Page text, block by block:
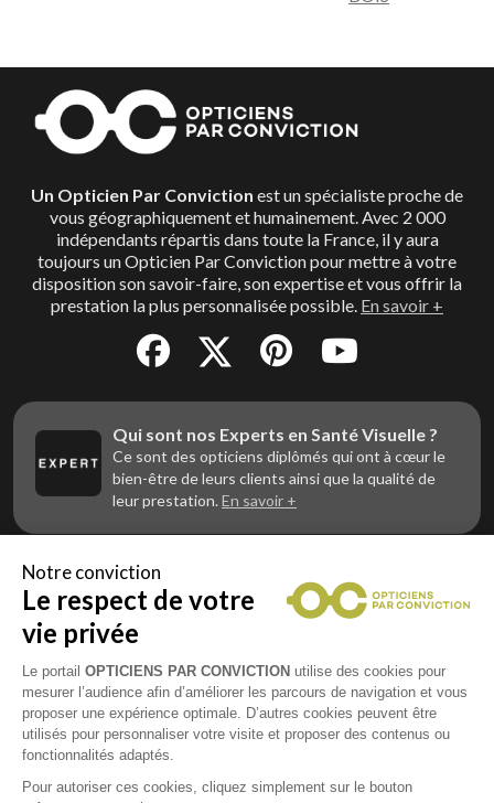
Un Opticien Par Conviction est un spécialiste proche de
vous géographiquement et humainement. Avec 2 000
indépendants répartis dans toute la France, il y aura
toujours un Opticien Par Conviction pour mettre à votre
disposition son savoir-faire, son expertise et vous offrir la
prestation la plus personnalisée possible. En savoir +
Qui sont nos Experts en Santé Visuelle ?
Ce sont des opticiens diplômés qui ont à cœur le
bien-être de leurs clients ainsi que la qualité de
leur prestation. En savoir +
Vous êtes un professionnel de la vue et
vous souhaitez nous rejoindre ?
Contactez Alliance Optic, la centrale d’achats et
d’accompagnement des opticiens indépendants
Notre conviction
Le respect de votre
vie privée
Le portail OPTICIENS PAR CONVICTION utilise des cookies pour
mesurer l’audience afin d’améliorer les parcours de navigation et vous
proposer une expérience optimale. D’autres cookies peuvent être
utilisés pour personnaliser votre visite et proposer des contenus ou
fonctionnalités adaptés.
Pour autoriser ces cookies, cliquez simplement sur le bouton